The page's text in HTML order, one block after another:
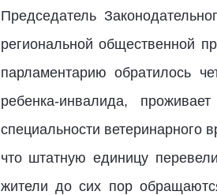
Председатель
региональной общественной
парламентарию обратилось
ребенка-инвалида,
специальности ветеринарного
что штатную единицу
жители до сих пор